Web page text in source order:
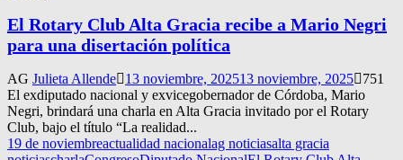
El Rotary Club Alta Gracia recibe a Mario Negri
para una disertación política
AG Julieta Allende 13 noviembre, 202513 noviembre, 2025
751
El exdiputado nacional y exvicegobernador de Córdoba, Mario
Negri, brindará una charla en Alta Gracia invitado por el Rotary
Club, bajo el título “La realidad...
19 de noviembreactualidad nacionalag noticiasalta gracia